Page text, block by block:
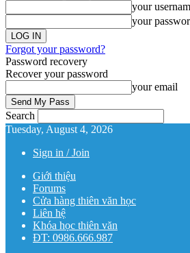
your
your
Forgot your password?
Password recovery
Recover your password
your email
Search
Tuesday, August 4, 2026
Sign in / Join
Giới thiệu
Forums
Cửa hàng thiên văn học
Liên hệ
Khóa học thiên văn
ĐT: 0986.666.987